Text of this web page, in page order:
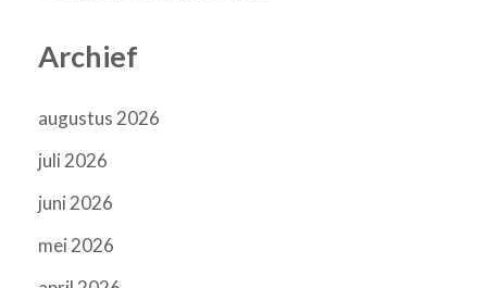
Archief
augustus 2026
juli 2026
juni 2026
mei 2026